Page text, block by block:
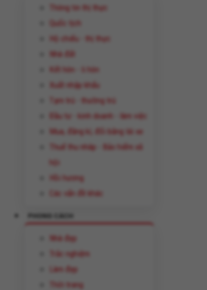
Thông tin thị thực
Quốc tịch
Hộ chiếu - thị thực
Nhà đất
Kết hôn - li hôn
Xuất nhập khẩu
Tạm trú - thường trú
Đầu tư - kinh doanh - làm việc
Mua, đăng kí, đổi bằng lái xe
Thuế thu nhâp - Bảo hiểm xã
hội
Hồi hương
Các vấn đề khác
PHONG CÁCH
Nhà đẹp
Trắc nghiệm
Làm đẹp
Thời trang